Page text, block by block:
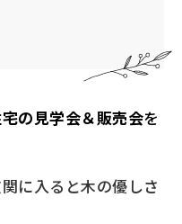
の見学会＆販売会を
に入ると木の優しさ